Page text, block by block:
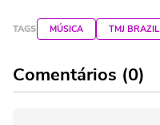
TAGS MÚSICA TMJ BRAZIL
Comentários (0)